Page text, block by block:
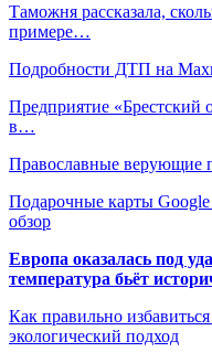
Таможня рассказала,
примере…
Подробности ДТП на
Предприятие «Брестский
в…
Православные верующие
Подарочные карты
обзор
Европа оказалась под
температура бьёт
Как правильно
экологический подход